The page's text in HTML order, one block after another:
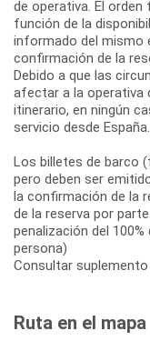
de operativa. El orden
función de la
informado del mismo
confirmación de la
Debido a que las
afectar a la operativa
itinerario, en ningún
servicio desde España.
Los billetes de barco
pero deben ser
la confirmación de la
de la reserva por
penalización del
persona)
Consultar suplemento
Ruta en el mapa